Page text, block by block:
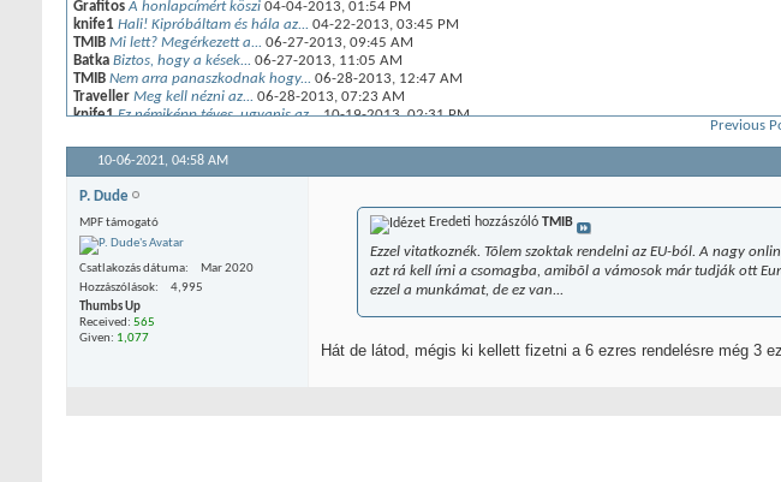
Grafitos A honlapcímért köszi 04-04-2013, 01:54 PM
knife1 Hali! Kipróbáltam és hála az... 04-22-2013, 03:45 PM
TMIB Mi lett? Megérkezett a... 06-27-2013, 09:45 AM
Batka Biztos, hogy a kések... 06-27-2013, 11:05 AM
TMIB Nem arra panaszkodnak hogy... 06-28-2013, 12:47 AM
Traveller Meg kell nézni az... 06-28-2013, 07:23 AM
knife1 Ez némiképp téves, ugyanis az...10-19-2013,02:31 PM
TMIB Én is észrevettem néhány...10-19-2013,03:55 PM
Enemy
Elkelt!:thumbup:confused:...
Mizu
Nagyon egyszerü es...
Enemy Köszönöm szépen a részletes... 05-08-2014,12:49 PM
Éli azt szeretném kérdezni hogy...
02:42 PM
Mizu Attól függ mennyit rendeltél....
Éli értem rendben ok..csak arra...
06:17 PM
05-21-2014,06:17 PM
Éli a bõség zavara látom Enemy... 05-21-2014,06:24 PM
Mizu Adnak egy csomagszamot, ami... 05-22-2014,08:04 AM
Grafitos Azért az érem másik oldalát...
05-22-2014,08:35 AM
Previous
10-06-2021, 04:58 AM
P. Dude
MPF támogató
Csatlakozás dátuma
Mar 2020
Hozzászólások
4,995
Thumbs Up
Received: 565
Given: 1,077
Eredeti hozzászóló TMIB
Ezzel vitatkoznék. Tõlem szoktak rendelni az EU-ból. A nagy
azt rá kell írni a csomagba, amibõl a vámosok már tudják ott
ezzel a munkámat, de ez van...
Hát de látod, mégis ki kellett fizetni a 6 ezres rendelésre még 3